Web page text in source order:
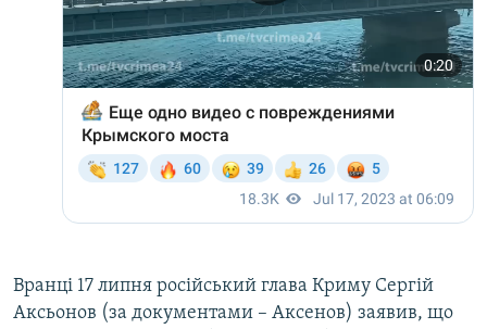
Вранці 17 липня російський глава Криму Сергій
Аксьонов (за документами – Аксенов) заявив, що